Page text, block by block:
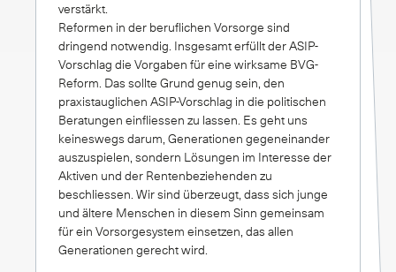
verstärkt.
Reformen in der beruflichen Vorsorge sind
dringend notwendig. Insgesamt erfüllt der ASIP-
Vorschlag die Vorgaben für eine wirksame BVG-
Reform. Das sollte Grund genug sein, den
praxistauglichen ASIP-Vorschlag in die politischen
Beratungen einfliessen zu lassen. Es geht uns
keineswegs darum, Generationen gegeneinander
auszuspielen, sondern Lösungen im Interesse der
Aktiven und der Rentenbeziehenden zu
beschliessen. Wir sind überzeugt, dass sich junge
und ältere Menschen in diesem Sinn gemeinsam
für ein Vorsorgesystem einsetzen, das allen
Generationen gerecht wird.